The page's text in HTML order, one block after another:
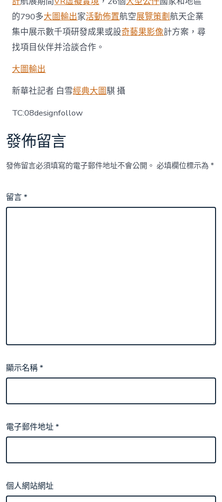
戶〉
中
的790多大圖輸出家活動佈置航空展覽策劃航天企業
集中展示數千項研發成果或設奇藝果影像計方案，尋
找項目伙伴并洽談合作。
大圖輸出
新華社記者 白雪經典大圖騏 攝
TC:08designfollow
發佈留言
發佈留言必須填寫的電子郵件地址不會公開。 必填欄位標示為*
留言*
顯示名稱*
電子郵件地址*
個人網站網址